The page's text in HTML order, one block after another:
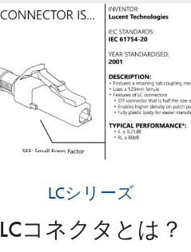
LCシリーズ
LCコネクタとは？